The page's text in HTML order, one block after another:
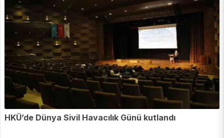
HKÜ’de Dünya Sivil Havacılık Günü kutlandı